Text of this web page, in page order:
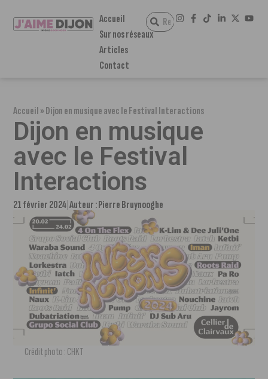
Accueil
Sur nos réseaux
Articles
Contact
Accueil»Dijon en musique avec le Festival Interactions
Dijon en musique
avec le Festival
Interactions
21 février 2024 Auteur :Pierre Bruynooghe
Crédit photo : CHKT